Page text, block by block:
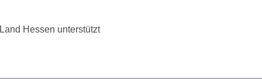
Hessen unterstützt